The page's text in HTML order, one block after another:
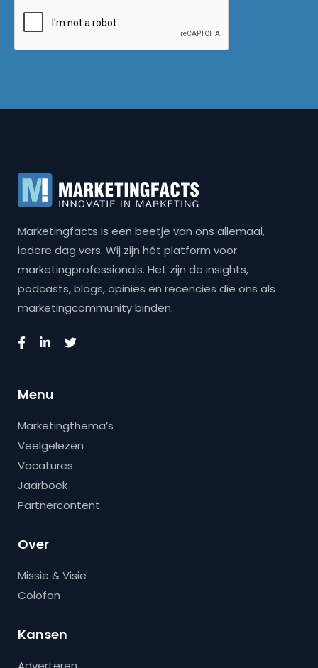
Marketingfacts is een beetje van ons allemaal,
iedere dag vers. Wij zijn hét platform voor
marketingprofessionals. Het zijn de insights,
podcasts, blogs, opinies en recencies die ons als
marketingcommunity binden.
Menu
Marketingthema’s
Veelgelezen
Vacatures
Jaarboek
Partnercontent
Over
Missie & Visie
Colofon
Kansen